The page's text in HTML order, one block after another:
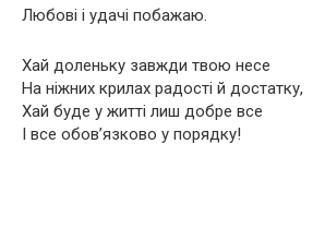
Любові і удачі побажаю.
Хай доленьку завжди твою несе
На ніжних крилах радості й достатку,
Хай буде у житті лиш добре все
І все обов’язково у порядку!